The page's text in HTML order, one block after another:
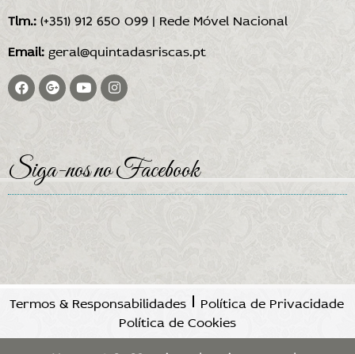
Tlm.: (+351) 912 650 099 | Rede Móvel Nacional
Email: geral@quintadasriscas.pt
Siga-nos no Facebook
Termos & Responsabilidades
Política de Privacidade
Política de Cookies